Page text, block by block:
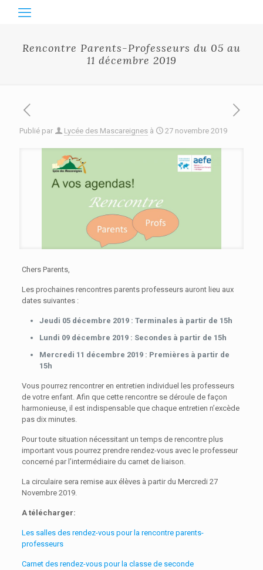
Rencontre Parents-Professeurs du 05 au
11 décembre 2019
Publié par Lycée des Mascareignes à 27 novembre 2019
Chers Parents,
Les prochaines rencontres parents professeurs auront lieu aux
dates suivantes :
Jeudi 05 décembre 2019 : Terminales à partir de 15h
Lundi 09 décembre 2019 : Secondes à partir de 15h
Mercredi 11 décembre 2019 : Premières à partir de
15h
Vous pourrez rencontrer en entretien individuel les professeurs
de votre enfant. Afin que cette rencontre se déroule de façon
harmonieuse, il est indispensable que chaque entretien n’excède
pas dix minutes.
Pour toute situation nécessitant un temps de rencontre plus
important vous pourrez prendre rendez-vous avec le professeur
concerné par l’intermédiaire du carnet de liaison.
La circulaire sera remise aux élèves à partir du Mercredi 27
Novembre 2019.
A télécharger:
Les salles des rendez-vous pour la rencontre parents-
professeurs
Carnet des rendez-vous pour la classe de seconde